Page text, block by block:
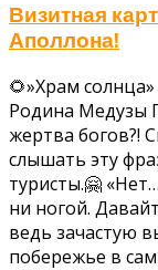
Визитная
Аполлона!
🌻»Храм
Родина Медузы
жертва богов?!
слышать эту
туристы.🤗
ни ногой.
ведь зачастую
побережье в